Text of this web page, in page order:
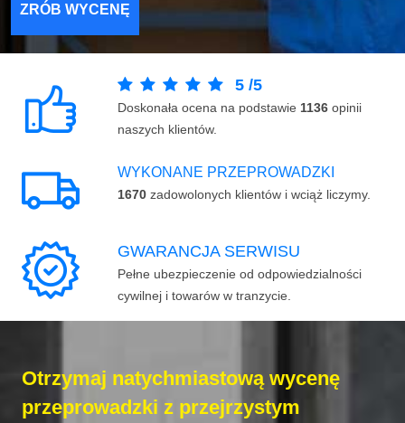
ZRÓB WYCENĘ
5 /5
Doskonała ocena na podstawie 1136 opinii
naszych klientów.
WYKONANE PRZEPROWADZKI
1670 zadowolonych klientów i wciąż liczymy.
GWARANCJA SERWISU
Pełne ubezpieczenie od odpowiedzialności
cywilnej i towarów w tranzycie.
Otrzymaj natychmiastową wycenę
przeprowadzki z przejrzystym